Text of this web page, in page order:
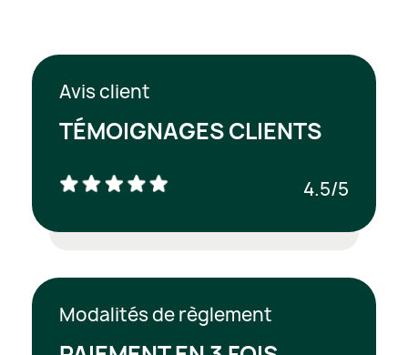
Avis client
TÉMOIGNAGES CLIENTS
4.5/5
Modalités de règlement